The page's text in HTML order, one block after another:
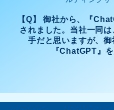
【Q】 御社から、『
されました。当社一同
手だと思いますが、
『ChatGPT』